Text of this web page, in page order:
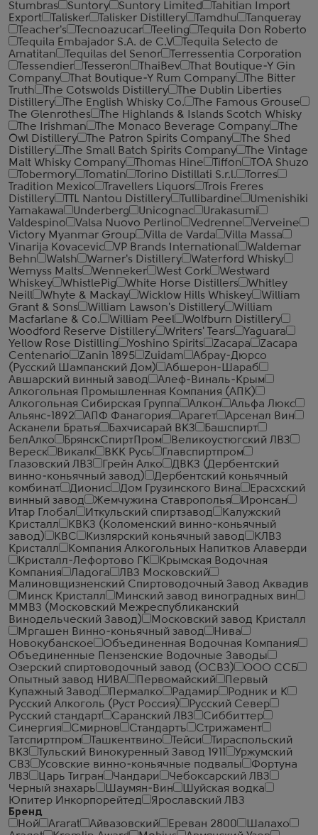
Stumbras
Suntory Suntory Limited
Tahitian Import
Export
Talisker Talisker Distillery Tamdhu
Tanqueray
Teacher's
Tecnoazucar Teeling
Tequila Don Roberto
Tequila Embajador S.A. de C.V
Tequila Selecto de
Amatitan
Tequilas del Senor
Terressentia Corporation
Tessendier
Tesseron ThaiBev
That Boutique-Y Gin
Company
That Boutique-Y Rum Company
The Bitter
Truth
The Cotswolds Distillery
The Dublin Liberties
Distillery
The English Whisky Co.
The Famous Grouse
The Glenrothes
The Highlands & Islands Scotch Whisky
The Irishman
The Monaco Beverage Company
The
Owl Distillery
The Patron Spirits Company
The Shed
Distillery
The Small Batch Spirits Company
The Vintage
Malt Whisky Company
Thomas Hine Tiffon
TOA Shuzo
Tobermory
Tomatin Torino Distillati S.r.l.
Torres
Tradition Mexico
Travellers Liquors
Trois Freres
Distillery
TTL Nantou Distillery Tullibardine
Umenishiki
Yamakawa
Underberg Unicognac
Urakasumi
Valdespino
Valsa Nuovo Perlino Vedrenne
Verveine
Victory Myanmar Group
Villa de Varda
Villa Massa
Vinarija Kovacevic
VP Brands International
Waldemar
Behn
Walsh Warner's Distillery
Waterford Whisky
Wemyss Malts
Wenneker West Cork
Westward
Whiskey
WhistlePig White Horse Distillers
Whitley
Neill
Whyte & Mackay Wicklow Hills Whiskey
William
Grant & Sons
William Lawson's Distillery
William
Macfarlane & Co.
William Peel
Wolfburn Distillery
Woodford Reserve Distillery
Writers' Tears
Yaguara
Yellow Rose Distilling
Yoshino Spirits Zacapa
Zacapa
Centenario
Zanin 1895 Zuidam
Абрау-Дюрсо
(Русский Шампанский Дом)
Абшерон-Шараб
Авшарский винный завод
Алеф-Виналь-Крым
Алкогольная Промышленная Компания (АПК)
Алкогольная Сибирская Группа
Алкон
Альфа Люкс
Альянс-1892
АПФ Фанагория Арагет
Арсенал Вин
Асканели Братья
Бахчисарай ВКЗ
Башспирт
БелАлко
БрянскСпиртПром
Великоустюгский ЛВЗ
Вереск
Викалк ВКК Русь
Главспиртпром
Глазовский ЛВЗ
Грейн Алко
ДВКЗ (Дербентский
винно-коньячный завод)
Дербентский коньячный
комбинат
Дионис Дом Грузинского Вина
Ерасхский
винный завод
Жемчужина Ставрополья
Иронсан
Итар Глобал
Иткульский спиртзавод
Калужский
Кристалл
КВКЗ (Коломенский винно-коньячный
завод)
КВС Кизлярский коньячный завод
КЛВЗ
Кристалл
Компания Алкогольных Напитков Алаверди
Кристалл-Лефортово ГК
Крымская Водочная
Компания
Ладога
ЛВЗ Московский
Малиновщизненский Спиртоводочный Завод Аквадив
Минск Кристалл
Минский завод виноградных вин
ММВЗ (Московский Межреспубликанский
Винодельческий Завод)
Московский завод Кристалл
Мргашен Винно-коньячный завод
Нива
Новокубанское
Объединенная Водочная Компания
Объединенные Пензенские Водочные Заводы
Озерский спиртоводочный завод (ОСВЗ)
ООО ССБ
Опытный завод НИВА
Первомайский
Первый
Купажный Завод
Пермалко Радамир
Родник и К
Русский Алкоголь (Руст Россия)
Русский Север
Русский стандарт
Саранский ЛВЗ
Сиббиттер
Синергия
Смирнов Стандартъ
Стрижамент
Татспиртпром
Ташкентвино Тейси
Тираспольский
ВКЗ
Тульский Винокуренный Завод 1911
Уржумский
СВЗ
Усовские винно-коньячные подвалы
Фортуна
ЛВЗ
Царь Тигран Чандари
Чебоксарский ЛВЗ
Черный знахарь
Шаумян-Вин
Шуйская водка
Юпитер Инкорпорейтед
Ярославский ЛВЗ
Бренд
Ной
Ararat Айвазовский Ереван 2800
Шалахо